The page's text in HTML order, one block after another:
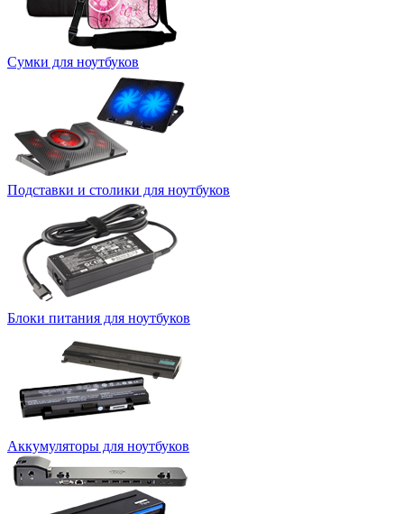
Сумки для ноутбуков
Подставки и столики для ноутбуков
Блоки питания для ноутбуков
Аккумуляторы для ноутбуков